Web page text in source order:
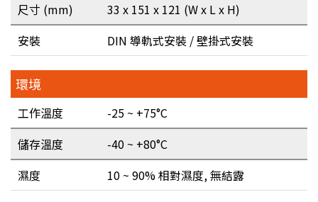
尺寸 (mm)
33 x 151 x 121 (W x L x H)
安裝
DIN 導軌式安裝 / 壁掛式安裝
環境
工作溫度
-25 ~ +75°C
儲存溫度
-40 ~ +80°C
濕度
10 ~ 90% 相對濕度, 無結露